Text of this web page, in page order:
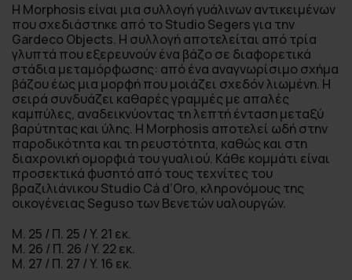
Η Morphosis είναι μια συλλογή γυάλινων αντικειμένων
που σχεδιάστηκε από το Studio Segers για την
Gardeco Objects. Η συλλογή αποτελείται από τρία
γλυπτά που εξερευνούν ένα βάζο σε διαφορετικά
στάδια μεταμόρφωσης: από ένα αναγνωρίσιμο σχήμα
βάζου έως μια μορφή που μοιάζει σχεδόν λιωμένη. Η
σειρά συνδυάζει καθαρές γραμμές με απαλές
καμπύλες, αναδεικνύοντας τη λεπτή ένταση μεταξύ
βαρύτητας και ύλης. Η Morphosis αποτελεί ωδή στην
παροδικότητα και τη ρευστότητα, καθώς και στη
διαχρονική ομορφιά του γυαλιού. Κάθε κομμάτι είναι
προσεκτικά φυσητό από τους τεχνίτες του
βραζιλιάνικου Studio Cá d’Oro, κληρονόμους της
οικογένειας Seguso των Βενετών υαλουργών.
Μ. 25 / Π. 25 / Υ. 21 εκ.
Μ. 26 / Π. 26 / Υ. 22 εκ.
Μ. 27 / Π. 27 / Υ. 16 εκ.